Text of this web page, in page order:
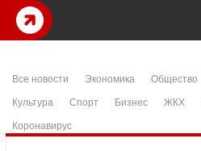
Все новости Экономика Общество
Культура
Спорт Бизнес ЖКХ
Коронавирус